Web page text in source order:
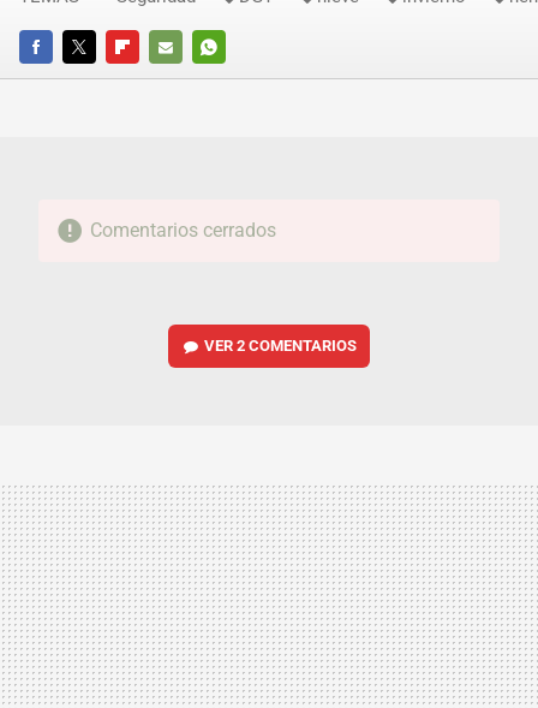
FACEBOOKTWITTERFLIPBOARD
E-
WHATSAPP
Comentarios cerrados
VER2 COMENTARIOS